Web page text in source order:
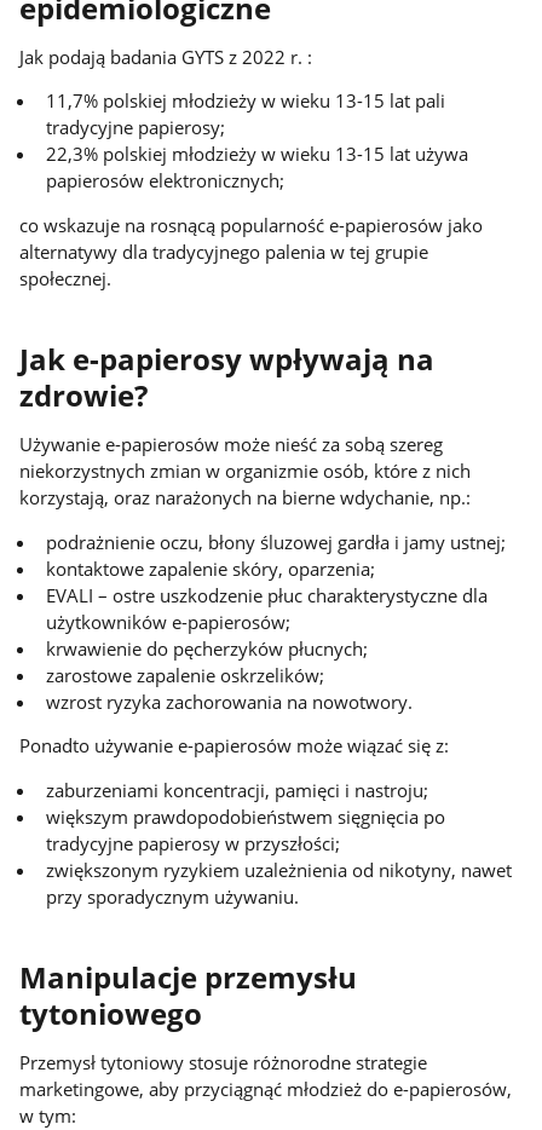
epidemiologiczne
Jak podają badania GYTS z 2022 r. :
11,7% polskiej młodzieży w wieku 13-15 lat pali
tradycyjne papierosy;
22,3% polskiej młodzieży w wieku 13-15 lat używa
papierosów elektronicznych;
co wskazuje na rosnącą popularność e-papierosów jako
alternatywy dla tradycyjnego palenia w tej grupie
społecznej.
Jak e-papierosy wpływają na
zdrowie?
Używanie e-papierosów może nieść za sobą szereg
niekorzystnych zmian w organizmie osób, które z nich
korzystają, oraz narażonych na bierne wdychanie, np.:
podrażnienie oczu, błony śluzowej gardła i jamy ustnej;
kontaktowe zapalenie skóry, oparzenia;
EVALI – ostre uszkodzenie płuc charakterystyczne dla
użytkowników e-papierosów;
krwawienie do pęcherzyków płucnych;
zarostowe zapalenie oskrzelików;
wzrost ryzyka zachorowania na nowotwory.
Ponadto używanie e-papierosów może wiązać się z:
zaburzeniami koncentracji, pamięci i nastroju;
większym prawdopodobieństwem sięgnięcia po
tradycyjne papierosy w przyszłości;
zwiększonym ryzykiem uzależnienia od nikotyny, nawet
przy sporadycznym używaniu.
Manipulacje przemysłu
tytoniowego
Przemysł tytoniowy stosuje różnorodne strategie
marketingowe, aby przyciągnąć młodzież do e-papierosów,
w tym: